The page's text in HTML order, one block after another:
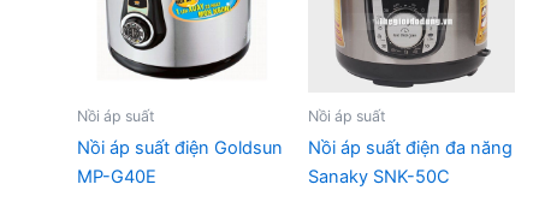
Nồi áp suất
Nồi áp suất điện Goldsun
MP-G40E
Nồi áp suất
Nồi áp suất điện đa năng
Sanaky SNK-50C